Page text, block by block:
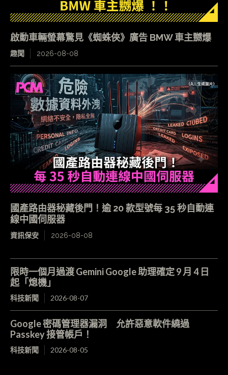
啟動車輛螢幕驚見《蜘蛛俠》廣告 BMW 車主嬲爆
趣聞 2026-08-08
國產路由器秘藏後門！逾 20 款型號每 35 秒自動連
線中國伺服器
資訊保安 2026-08-08
限時一個月過渡 Gemini Google 助理確定 9 月 4 日
起「熄機」
科技新聞 2026-08-07
Google 密碼管理器漏洞 允許惡意軟件繞過
Passkey 接管帳戶！
科技新聞 2026-08-05